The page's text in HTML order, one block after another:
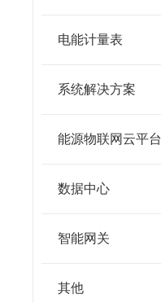
电能计量表
系统解决方案
能源物联网云平台
数据中心
智能网关
其他